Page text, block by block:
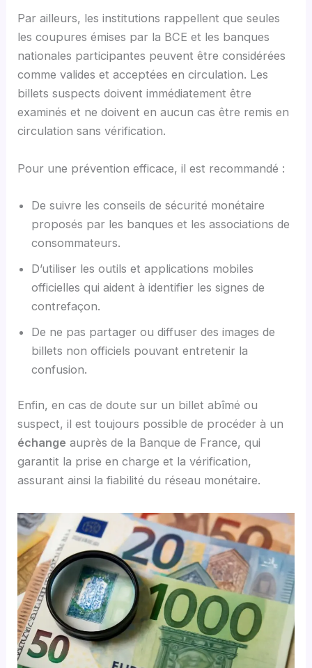
Par ailleurs, les institutions rappellent que seules
les coupures émises par la BCE et les banques
nationales participantes peuvent être considérées
comme valides et acceptées en circulation. Les
billets suspects doivent immédiatement être
examinés et ne doivent en aucun cas être remis en
circulation sans vérification.
Pour une prévention efficace, il est recommandé :
De suivre les conseils de sécurité monétaire
proposés par les banques et les associations de
consommateurs.
D’utiliser les outils et applications mobiles
officielles qui aident à identifier les signes de
contrefaçon.
De ne pas partager ou diffuser des images de
billets non officiels pouvant entretenir la
confusion.
Enfin, en cas de doute sur un billet abîmé ou
suspect, il est toujours possible de procéder à un
échange auprès de la Banque de France, qui
garantit la prise en charge et la vérification,
assurant ainsi la fiabilité du réseau monétaire.